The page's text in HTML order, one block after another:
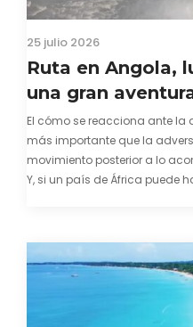
25 julio 2026
Ruta en Angola,
una gran
El cómo se reacciona ante
más importante que la
movimiento posterior a lo
Y, si un país de África puede